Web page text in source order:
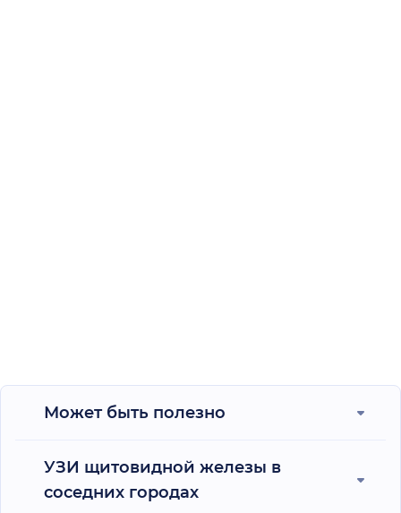
Может быть полезно
УЗИ щитовидной железы в
соседних городах